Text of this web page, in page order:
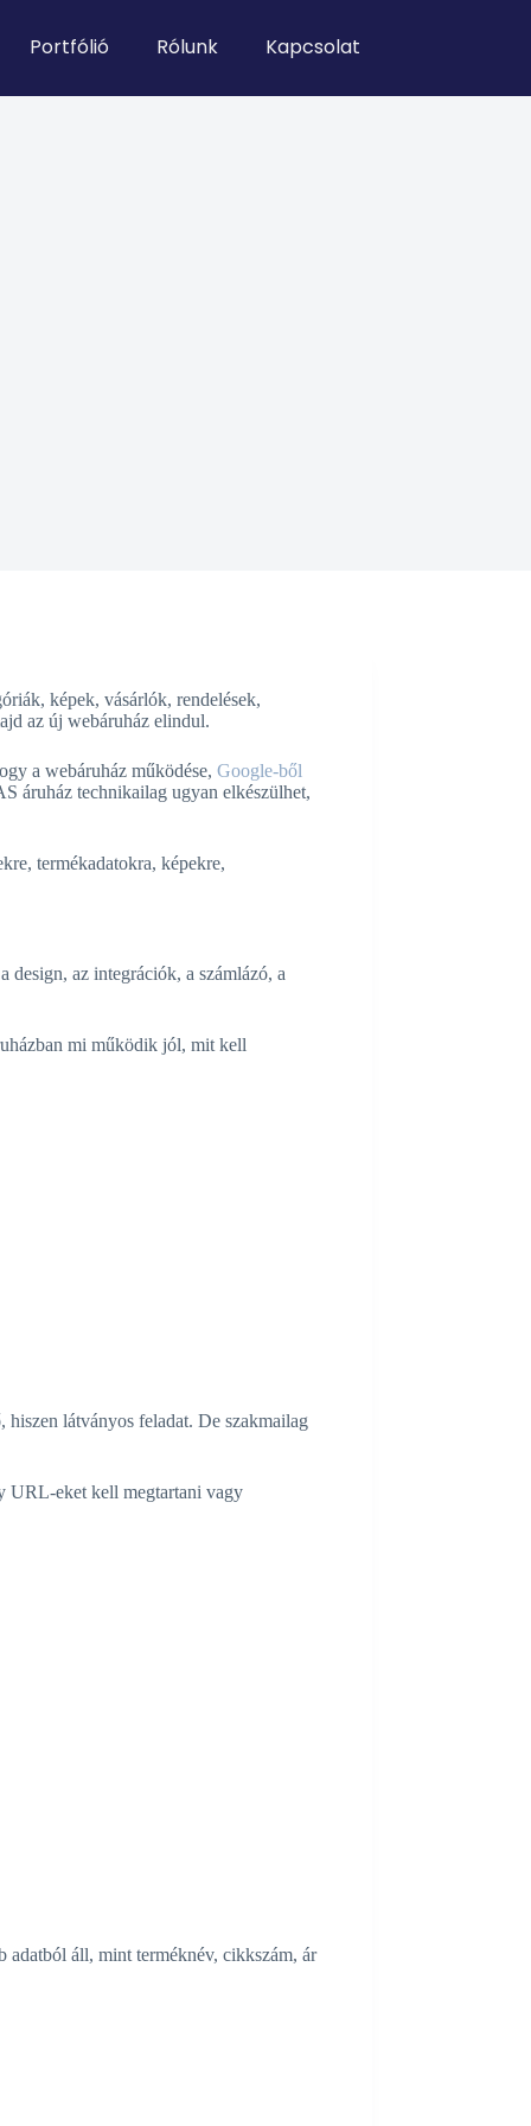
Portfólió Rólunk Kapcsolat
képek, vásárlók, rendelések,
az új webáruház elindul.
a webáruház működése, Google-ből
áruház technikailag ugyan elkészülhet,
termékadatokra, képekre,
design, az integrációk, a számlázó, a
mi működik jól, mit kell
látványos feladat. De szakmailag
URL-eket kell megtartani vagy
adatból áll, mint terméknév, cikkszám, ár